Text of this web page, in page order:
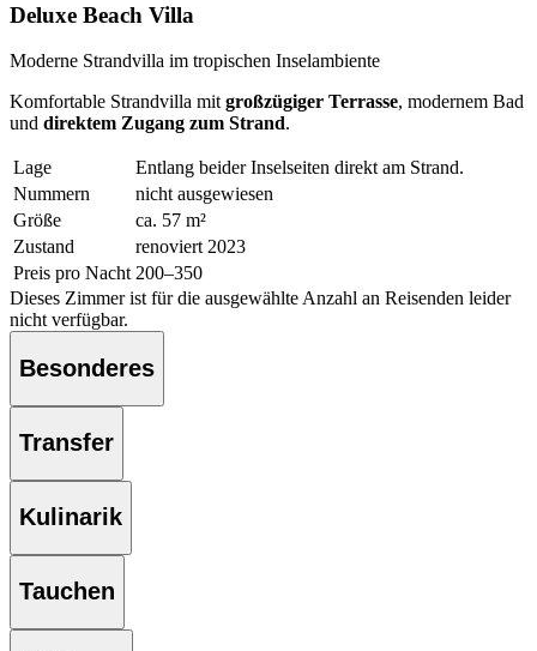
Deluxe Beach Villa
Moderne Strandvilla im tropischen Inselambiente
Komfortable Strandvilla mit großzügiger Terrasse, modernem Bad
und direktem Zugang zum Strand.
Lage
Entlang beider Inselseiten direkt am Strand.
Nummern
nicht ausgewiesen
Größe
ca. 57 m²
Zustand
renoviert 2023
Preis pro Nacht 200–350
Dieses Zimmer ist für die ausgewählte Anzahl an Reisenden leider
nicht verfügbar.
Besonderes
Transfer
Kulinarik
Tauchen